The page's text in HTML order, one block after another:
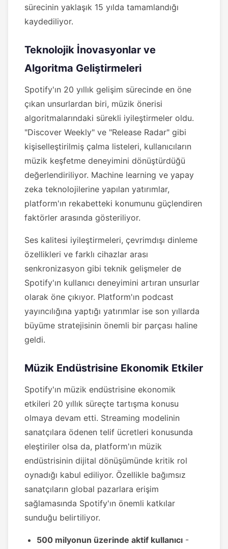
sürecinin yaklaşık 15 yılda tamamlandığı
kaydediliyor.
Teknolojik İnovasyonlar ve
Algoritma Geliştirmeleri
Spotify'ın 20 yıllık gelişim sürecinde en öne
çıkan unsurlardan biri, müzik önerisi
algoritmalarındaki sürekli iyileştirmeler oldu.
"Discover Weekly" ve "Release Radar" gibi
kişiselleştirilmiş çalma listeleri, kullanıcıların
müzik keşfetme deneyimini dönüştürdüğü
değerlendiriliyor. Machine learning ve yapay
zeka teknolojilerine yapılan yatırımlar,
platform'ın rekabetteki konumunu güçlendiren
faktörler arasında gösteriliyor.
Ses kalitesi iyileştirmeleri, çevrimdışı dinleme
özellikleri ve farklı cihazlar arası
senkronizasyon gibi teknik gelişmeler de
Spotify'ın kullanıcı deneyimini artıran unsurlar
olarak öne çıkıyor. Platform'ın podcast
yayıncılığına yaptığı yatırımlar ise son yıllarda
büyüme stratejisinin önemli bir parçası haline
geldi.
Müzik Endüstrisine Ekonomik Etkiler
Spotify'ın müzik endüstrisine ekonomik
etkileri 20 yıllık süreçte tartışma konusu
olmaya devam etti. Streaming modelinin
sanatçılara ödenen telif ücretleri konusunda
eleştiriler olsa da, platform'ın müzik
endüstrisinin dijital dönüşümünde kritik rol
oynadığı kabul ediliyor. Özellikle bağımsız
sanatçıların global pazarlara erişim
sağlamasında Spotify'ın önemli katkılar
sunduğu belirtiliyor.
500 milyonun üzerinde aktif kullanıcı -